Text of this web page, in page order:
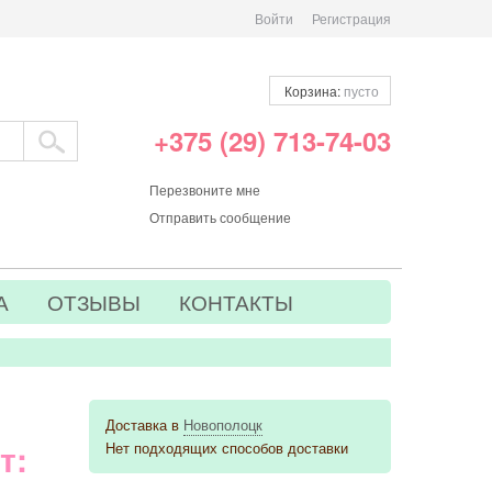
Войти Регистрация
Корзина: пусто
+375 (29) 713-74-03
Перезвоните мне
Отправить сообщение
ОТЗЫВЫ КОНТАКТЫ
Доставка в Новополоцк
Нет подходящих способов доставки